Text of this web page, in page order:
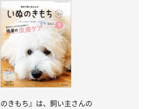
のきもち』は、飼い主さんの